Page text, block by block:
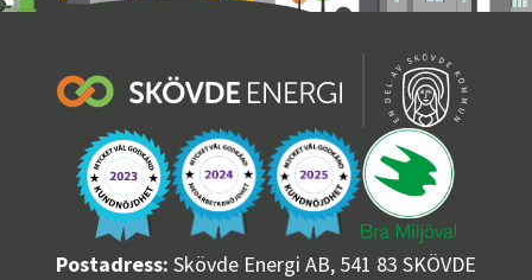
Postadress: Skövde Energi AB, 541 83 SKÖVDE